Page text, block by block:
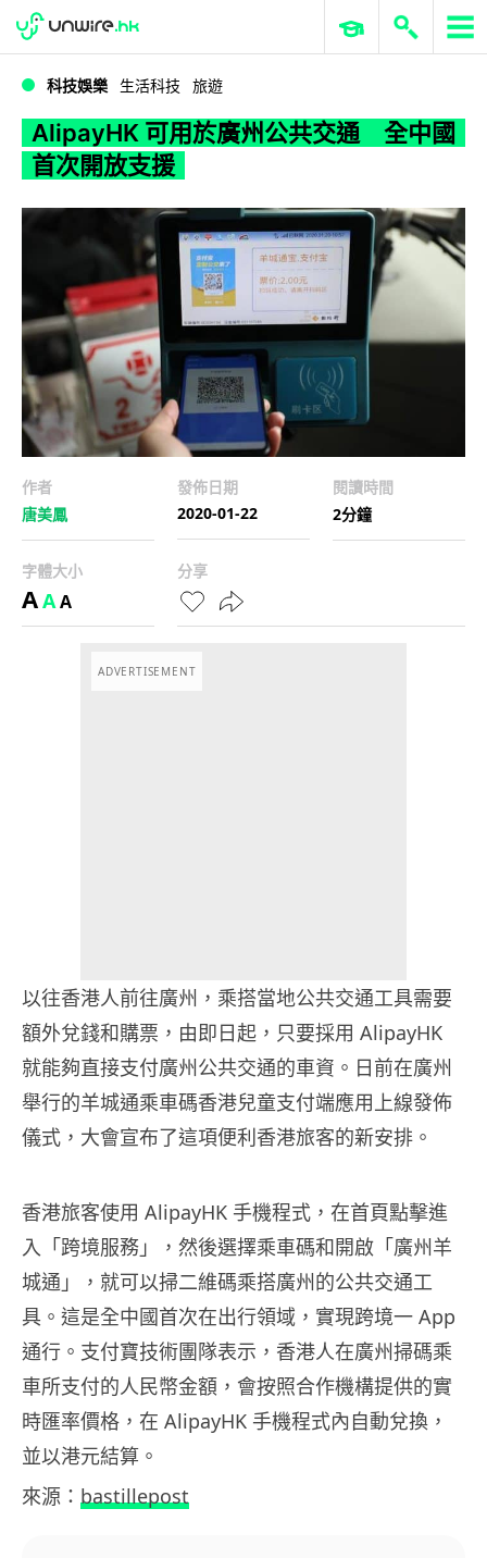
WWDC 2026 ERP 與商業 AI
科技娛樂 生活科技 旅遊
AlipayHK 可用於廣州公共交通 全中國
首次開放支援
作者
唐美鳳
發佈日期
2020-01-22
閱讀時間
2分鐘
字體大小
AAA
分享
ADVERTISEMENT
以往香港人前往廣州，乘搭當地公共交通工具需要
額外兌錢和購票，由即日起，只要採用 AlipayHK
就能夠直接支付廣州公共交通的車資。日前在廣州
舉行的羊城通乘車碼香港兒童支付端應用上線發佈
儀式，大會宣布了這項便利香港旅客的新安排。
香港旅客使用 AlipayHK 手機程式，在首頁點擊進
入「跨境服務」，然後選擇乘車碼和開啟「廣州羊
城通」，就可以掃二維碼乘搭廣州的公共交通工
具。這是全中國首次在出行領域，實現跨境一 App
通行。支付寶技術團隊表示，香港人在廣州掃碼乘
車所支付的人民幣金額，會按照合作機構提供的實
時匯率價格，在 AlipayHK 手機程式內自動兌換，
並以港元結算。
來源： bastillepost